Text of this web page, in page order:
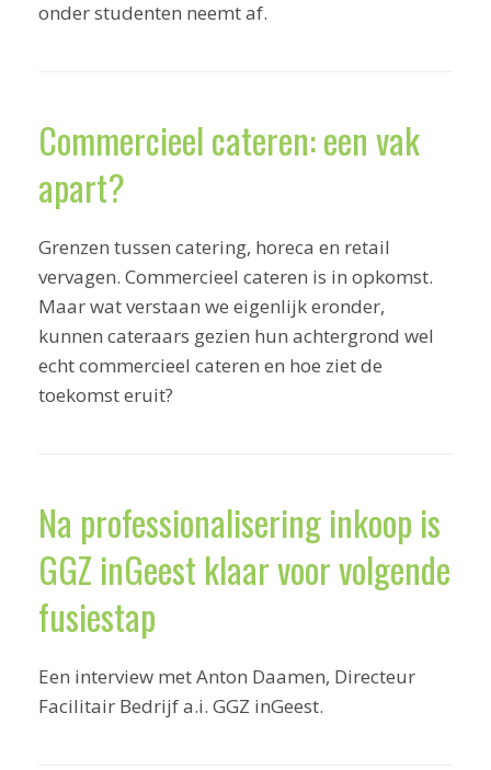
onder studenten neemt af.
Commercieel cateren: een vak
apart?
Grenzen tussen catering, horeca en retail
vervagen. Commercieel cateren is in opkomst.
Maar wat verstaan we eigenlijk eronder,
kunnen cateraars gezien hun achtergrond wel
echt commercieel cateren en hoe ziet de
toekomst eruit?
Na professionalisering inkoop is
GGZ inGeest klaar voor volgende
fusiestap
Een interview met Anton Daamen, Directeur
Facilitair Bedrijf a.i. GGZ inGeest.